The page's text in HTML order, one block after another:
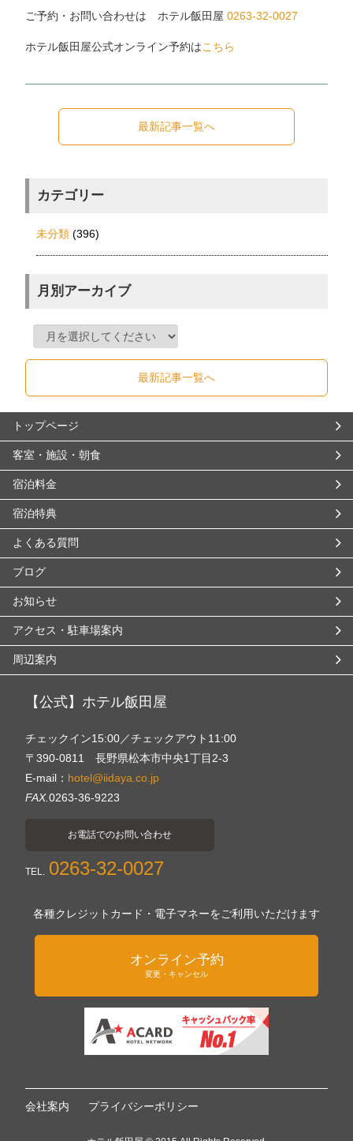
ご予約・お問い合わせは ホテル飯田屋 0263-32-0027
ホテル飯田屋公式オンライン予約はこちら
最新記事一覧へ
カテゴリー
未分類 (396)
月別アーカイブ
最新記事一覧へ
トップページ
客室・施設・朝食
宿泊料金
宿泊特典
よくある質問
ブログ
お知らせ
アクセス・駐車場案内
周辺案内
【公式】ホテル飯田屋
チェックイン15:00／チェックアウト11:00
〒390-0811 長野県松本市中央1丁目2-3
E-mail： hotel@iidaya.co.jp
FAX.0263-36-9223
お電話でのお問い合わせ
TEL. 0263-32-0027
各種クレジットカード・電子マネーをご利用いただけます
オンライン予約
変更・キャンセル
会社案内 プライバシーポリシー